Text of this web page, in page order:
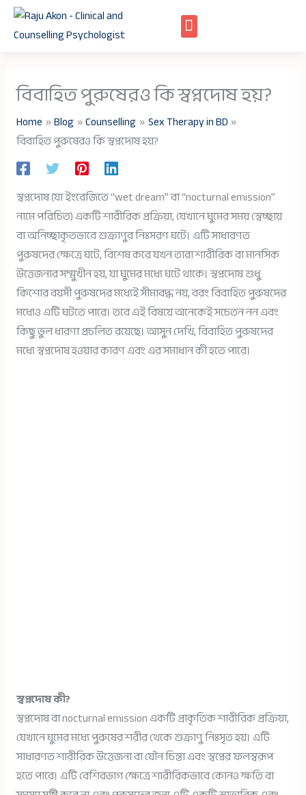
Skip
বিবাহিত পুরুষেরও কি স্বপ্নদোষ হয়?
Home Blog Counselling
Sex Therapy in BD
বিবাহিত পুরুষেরও কি স্বপ্নদোষ হয়?
স্বপ্নদোষ (যা ইংরেজিতে “wet dream” বা “nocturnal emission”
নামে পরিচিত) একটি শারীরিক প্রক্রিয়া, যেখানে ঘুমের সময় স্বেচ্ছায়
বা অনিচ্ছাকৃতভাবে শুক্রাণুর নিঃসরণ ঘটে। এটি সাধারণত
পুরুষদের ক্ষেত্রে ঘটে, বিশেষ করে যখন তারা শারীরিক বা মানসিক
উত্তেজনার সম্মুখীন হয়, যা ঘুমের মধ্যে ঘটে থাকে। স্বপ্নদোষ শুধু
কিশোর বয়সী পুরুষদের মধ্যেই সীমাবদ্ধ নয়, বরং বিবাহিত পুরুষদের
মধ্যেও এটি ঘটতে পারে। তবে এই বিষয়ে অনেকেই সচেতন নন এবং
কিছু ভুল ধারণা প্রচলিত রয়েছে। আসুন দেখি, বিবাহিত পুরুষদের
মধ্যে স্বপ্নদোষ হওয়ার কারণ এবং এর সমাধান কী হতে পারে।
স্বপ্নদোষ কী?
স্বপ্নদোষ বা nocturnal emission একটি প্রাকৃতিক শারীরিক প্রক্রিয়া,
যেখানে ঘুমের মধ্যে পুরুষের শরীর থেকে শুক্রাণু নিঃসৃত হয়। এটি
সাধারণত শারীরিক উত্তেজনা বা যৌন চিন্তা এবং স্বপ্নের ফলস্বরূপ
হতে পারে। এটি বেশিরভাগ ক্ষেত্রে শারীরিকভাবে কোনও ক্ষতি বা